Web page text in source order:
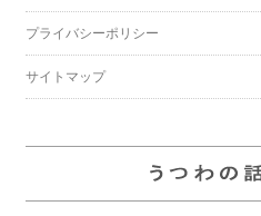
プライバシーポリシー
サイトマップ